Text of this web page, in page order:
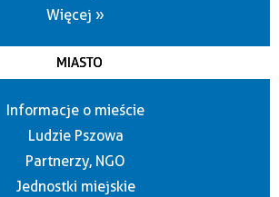
Więcej »
MIASTO
Informacje o mieście
Ludzie Pszowa
Partnerzy, NGO
Jednostki miejskie